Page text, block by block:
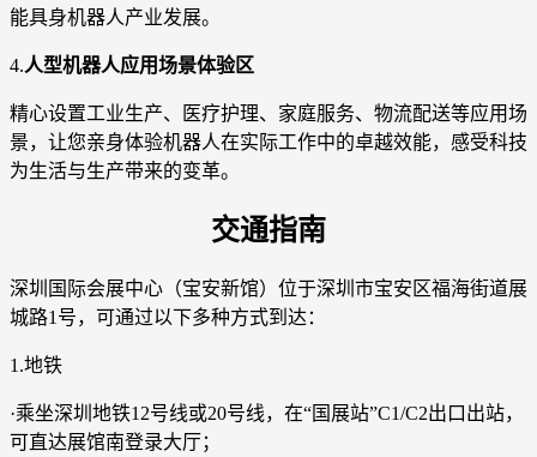
能具身机器人产业发展。
4.人型机器人应用场景体验区
精心设置工业生产、医疗护理、家庭服务、物流配送等应用场
景，让您亲身体验机器人在实际工作中的卓越效能，感受科技
为生活与生产带来的变革。
交通指南
深圳国际会展中心（宝安新馆）位于深圳市宝安区福海街道展
城路1号，可通过以下多种方式到达：
1.地铁
·乘坐深圳地铁12号线或20号线，在“国展站”C1/C2出口出站，
可直达展馆南登录大厅；